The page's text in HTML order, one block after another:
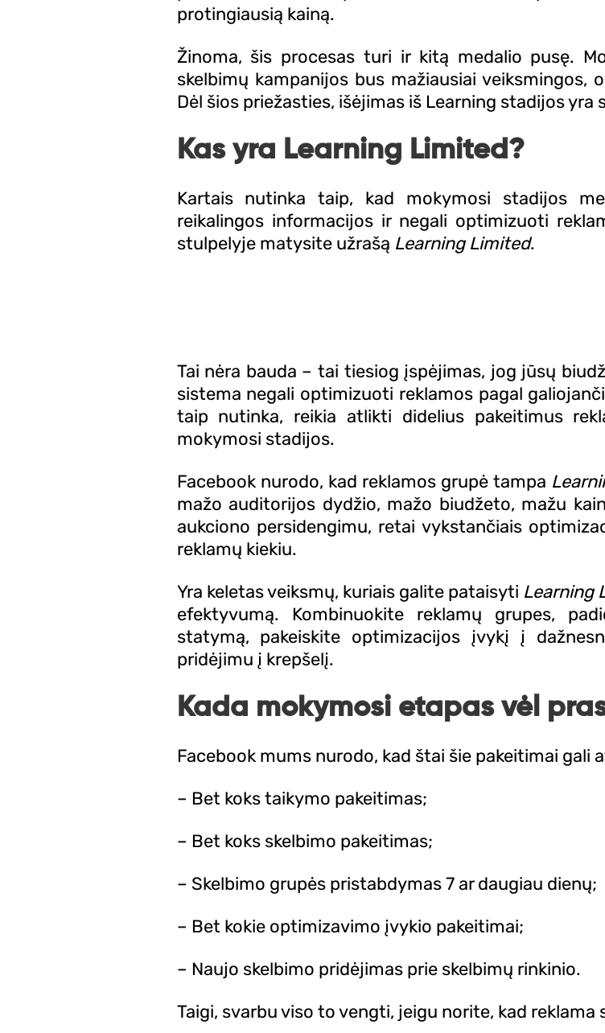
protingiausią kainą.
Žinoma, šis procesas turi ir kitą medalio pusę.
skelbimų kampanijos bus mažiausiai veiksmingos,
Dėl šios priežasties, išėjimas iš Learning stadijos yra
Kas yra Learning Limited?
Kartais nutinka taip, kad mokymosi stadijos
reikalingos informacijos ir negali optimizuoti
stulpelyje matysite užrašą Learning Limited.
Tai nėra bauda – tai tiesiog įspėjimas, jog jūsų
sistema negali optimizuoti reklamos pagal
taip nutinka, reikia atlikti didelius pakeitimus
mokymosi stadijos.
Facebook nurodo, kad reklamos grupė tampa
mažo auditorijos dydžio, mažo biudžeto, mažu
aukciono persidengimu, retai vykstančiais
reklamų kiekiu.
Yra keletas veiksmų, kuriais galite pataisyti Learning
efektyvumą. Kombinuokite reklamų grupes,
statymą, pakeiskite optimizacijos įvykį į
pridėjimu į krepšelį.
Kada mokymosi etapas vėl
Facebook mums nurodo, kad štai šie pakeitimai gali
– Bet koks taikymo pakeitimas;
– Bet koks skelbimo pakeitimas;
– Skelbimo grupės pristabdymas 7 ar daugiau dienų;
– Bet kokie optimizavimo įvykio pakeitimai;
– Naujo skelbimo pridėjimas prie skelbimų rinkinio.
Taigi, svarbu viso to vengti, jeigu norite, kad